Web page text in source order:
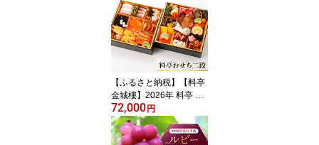
ゴルフナビゲーション ゴ
ルフナビ 測定器 腕時計
SHOTNAVI エクシーズ
父の日 敬老の日 ギフト
ゴルフ用品 ゴルフアイテ
ム プレゼント
【ふるさと納税】【料亭
金城樓】2026年 料亭 お
せち 二段重 | ふるさと納
税 おせち オセチ お節 御
節 おせち料理 迎春 #ふる
72,000円